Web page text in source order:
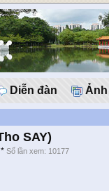
Diễn đàn Ảnh
SAY)
*Số lần xem: 10177